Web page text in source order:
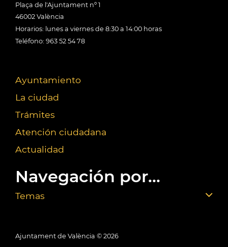
Plaça de l'Ajuntament nº 1
46002 València
Horarios: lunes a viernes de 8:30 a 14:00 horas
Teléfono: 963 52 54 78
Ayuntamiento
La ciudad
Trámites
Atención ciudadana
Actualidad
Navegación por...
Temas
Ajuntament de València © 2026